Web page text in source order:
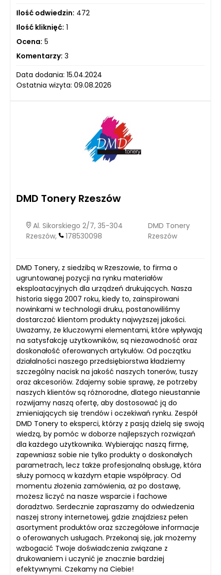
Ilość odwiedzin: 472
Ilość kliknięć: 1
Ocena: 5
Komentarzy: 3
Data dodania: 15.04.2024
Ostatnia wizyta: 09.08.2026
DMD Tonery Rzeszów
Al. Sikorskiego 2/7, 35-304
Rzeszów,
178530098
DMD Tonery
Rzeszów
DMD Tonery, z siedzibą w Rzeszowie, to firma o
ugruntowanej pozycji na rynku materiałów
eksploatacyjnych dla urządzeń drukujących. Nasza
historia sięga 2007 roku, kiedy to, zainspirowani
nowinkami w technologii druku, postanowiliśmy
dostarczać klientom produkty najwyższej jakości.
Uważamy, że kluczowymi elementami, które wpływają
na satysfakcję użytkowników, są niezawodność oraz
doskonałość oferowanych artykułów. Od początku
działalności naszego przedsiębiorstwa kładziemy
szczególny nacisk na jakość naszych tonerów, tuszy
oraz akcesoriów. Zdajemy sobie sprawę, że potrzeby
naszych klientów są różnorodne, dlatego nieustannie
rozwijamy naszą ofertę, aby dostosować ją do
zmieniających się trendów i oczekiwań rynku. Zespół
DMD Tonery to eksperci, którzy z pasją dzielą się swoją
wiedzą, by pomóc w doborze najlepszych rozwiązań
dla każdego użytkownika. Wybierając naszą firmę,
zapewniasz sobie nie tylko produkty o doskonałych
parametrach, lecz także profesjonalną obsługę, która
służy pomocą w każdym etapie współpracy. Od
momentu złożenia zamówienia, aż po dostawę,
możesz liczyć na nasze wsparcie i fachowe
doradztwo. Serdecznie zapraszamy do odwiedzenia
naszej strony internetowej, gdzie znajdziesz pełen
asortyment produktów oraz szczegółowe informacje
o oferowanych usługach. Przekonaj się, jak możemy
wzbogacić Twoje doświadczenia związane z
drukowaniem i uczynić je znacznie bardziej
efektywnymi. Czekamy na Ciebie!